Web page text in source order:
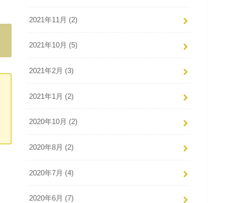
2021年11月 (2)
2021年10月 (5)
2021年2月 (3)
2021年1月 (2)
2020年10月 (2)
2020年8月 (2)
2020年7月 (4)
2020年6月 (7)